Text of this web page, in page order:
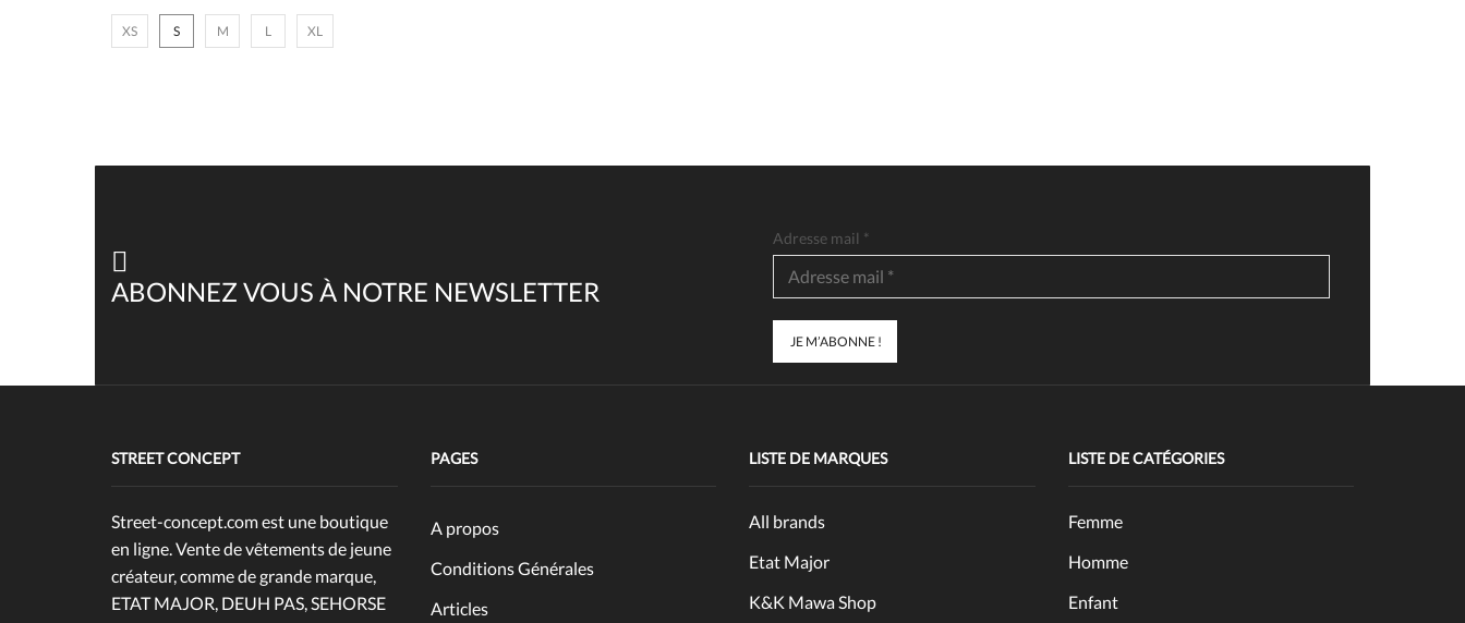
XS S M L XL
ABONNEZ VOUS À NOTRE NEWSLETTER
Adresse mail *
STREET CONCEPT
Street-concept.com est une boutique
en ligne. Vente de vêtements de jeune
créateur, comme de grande marque,
ETAT MAJOR, DEUH PAS, SEHORSE
PAGES
A propos
Conditions Générales
Articles
LISTE DE MARQUES
All brands
Etat Major
K&K Mawa Shop
LISTE DE CATÉGORIES
Femme
Homme
Enfant